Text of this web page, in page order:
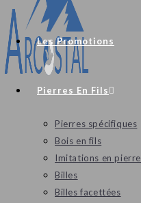
Les Promotions
Pierres En Fils
Pierres spécifiques
Bois en fils
Imitations en pierre
Billes
Billes facettées